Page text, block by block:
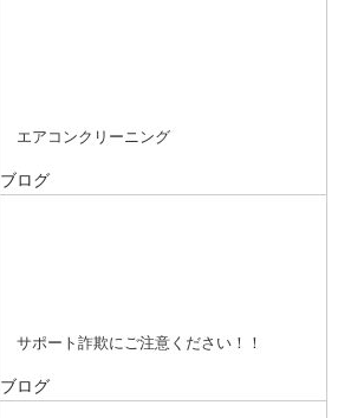
エアコンクリーニング
ブログ
サポート詐欺にご注意ください！！
ブログ